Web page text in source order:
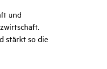
und
stärkt so die